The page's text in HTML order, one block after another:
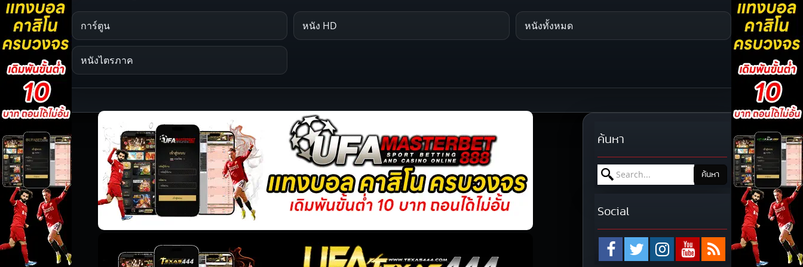
การ์ตูน หนัง HD หนังทั้งหมด
หนังไตรภาค
ค้นหา
Search for: ค้นหา
Social